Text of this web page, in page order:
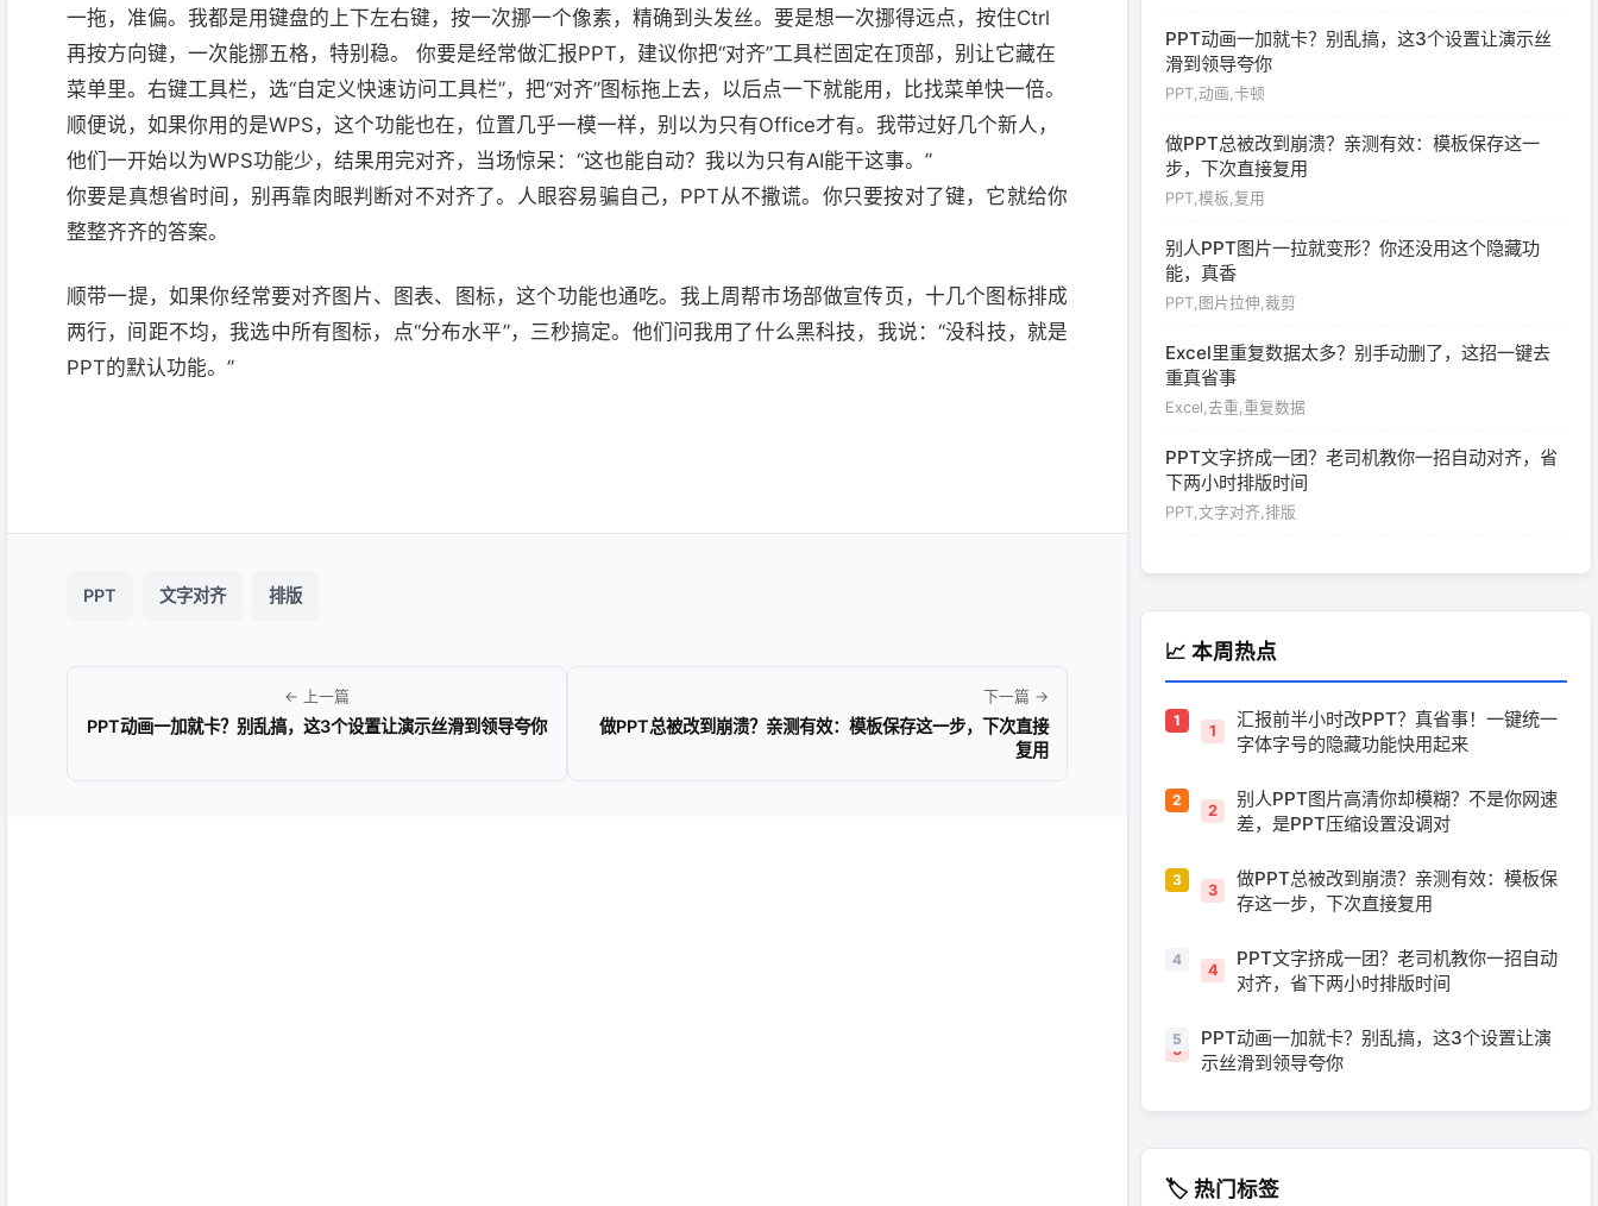
一拖，准偏。我都是用键盘的上下左右键，按一次挪一个像素，精确到头发丝。要是想一次挪得远点，按住Ctrl
再按方向键，一次能挪五格，特别稳。 你要是经常做汇报PPT，建议你把“对齐”工具栏固定在顶部，别让它藏在
菜单里。右键工具栏，选“自定义快速访问工具栏”，把“对齐”图标拖上去，以后点一下就能用，比找菜单快一倍。
顺便说，如果你用的是WPS，这个功能也在，位置几乎一模一样，别以为只有Office才有。我带过好几个新人，
他们一开始以为WPS功能少，结果用完对齐，当场惊呆：“这也能自动？我以为只有AI能干这事。”
你要是真想省时间，别再靠肉眼判断对不对齐了。人眼容易骗自己，PPT从不撒谎。你只要按对了键，它就给你
整整齐齐的答案。
顺带一提，如果你经常要对齐图片、图表、图标，这个功能也通吃。我上周帮市场部做宣传页，十几个图标排成
两行，间距不均，我选中所有图标，点“分布水平”，三秒搞定。他们问我用了什么黑科技，我说：“没科技，就是
PPT的默认功能。”
PPT 文字对齐 排版
← 上一篇
PPT动画一加就卡？别乱搞，这3个设置让演示丝滑到领导夸你
下一篇 →
做PPT总被改到崩溃？亲测有效：模板保存这一步，下次直接
复用
PPT动画一加就卡？别乱搞，这3个设置让演示丝
滑到领导夸你
PPT,动画,卡顿
做PPT总被改到崩溃？亲测有效：模板保存这一
步，下次直接复用
PPT,模板,复用
别人PPT图片一拉就变形？你还没用这个隐藏功
能，真香
PPT,图片拉伸,裁剪
Excel里重复数据太多？别手动删了，这招一键去
重真省事
Excel,去重,重复数据
PPT文字挤成一团？老司机教你一招自动对齐，省
下两小时排版时间
PPT,文字对齐,排版
📈 本周热点
1
汇报前半小时改PPT？真省事！一键统一
字体字号的隐藏功能快用起来
2
别人PPT图片高清你却模糊？不是你网速
差，是PPT压缩设置没调对
3
做PPT总被改到崩溃？亲测有效：模板保
存这一步，下次直接复用
4
PPT文字挤成一团？老司机教你一招自动
对齐，省下两小时排版时间
5
PPT动画一加就卡？别乱搞，这3个设置让演
示丝滑到领导夸你
🏷️ 热门标签